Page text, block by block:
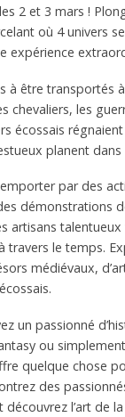
2 et 3 mars !
où 4 univers
expérience
à être transportés
chevaliers, les
écossais
planent dans
par des
démonstrations
artisans talentueux
travers le temps.
médiévaux,
un passionné
ou
quelque chose
des
découvrez l’art de